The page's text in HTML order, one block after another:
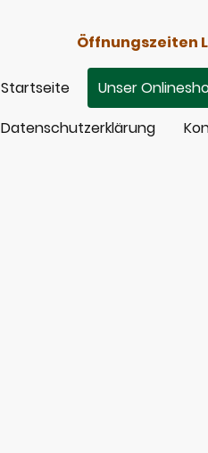
Öffnungszeiten
Startseite Unser
Datenschutzerklärung